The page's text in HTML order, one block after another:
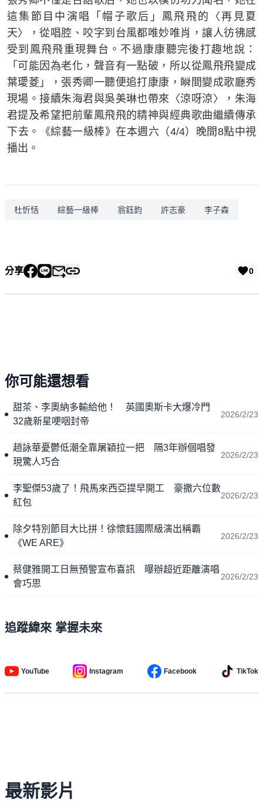
這集節目中演唱「帽子歌后」鳳飛飛的〈再見夏
天〉，從唱腔、咬字到台風都唯妙唯肖，讓人彷彿感
受到鳳飛飛重現舞台。不過康康聽完後打趣地說：
「可能因為老化，聲音有一點破，所以從鳳飛飛變成
葉璦菱」，張秀卿一聽便追打康康，瞬間變成歌廳秀
現場。接續朱海君與吳美琳也帶來〈涼呀涼〉，朱海
君提及希望把前輩鳳飛飛的精神與經典歌曲繼續傳承
下去。《綜藝一級棒》在本週六（4/4）晚間8點中視
播出。
杜忻恬 綜藝一級棒 翁鈺鈞 許志豪 李子森
分享 0
你可能還想看
甜茶、李奧納多輸給他！ 英國奧斯卡大爆冷門
32歲新星哽咽封帝
2026/2/23
趙詠華憂鬱低潮全靠屠穎拉一把 隔3年辦個唱發
現驚人巧合
2026/2/23
李聖傑53歲了！飛馬來西亞提早開工 豪撒六位數
紅包
2026/2/23
除夕特別節目大比拼！徐懷鈺國際級演出稱霸
《WE ARE》
2026/2/23
蔡健雅開工日無預警宣布喜訊 曝辦超近距離演唱
會巧思
2026/2/23
追蹤緯來 掌握未來
YouTube Instagram Facebook TikTok
最新影片